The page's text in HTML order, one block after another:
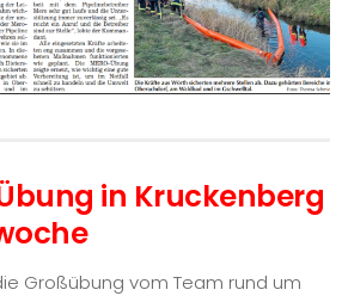
in Kruckenberg
Großübung vom Team rund um